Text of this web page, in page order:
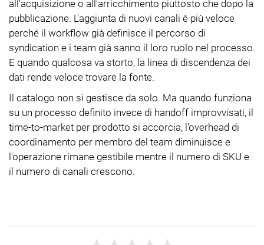
all'acquisizione o all'arricchimento piuttosto che dopo la
pubblicazione. L'aggiunta di nuovi canali è più veloce
perché il workflow già definisce il percorso di
syndication e i team già sanno il loro ruolo nel processo.
E quando qualcosa va storto, la linea di discendenza dei
dati rende veloce trovare la fonte.
Il catalogo non si gestisce da solo. Ma quando funziona
su un processo definito invece di handoff improvvisati, il
time-to-market per prodotto si accorcia, l'overhead di
coordinamento per membro del team diminuisce e
l'operazione rimane gestibile mentre il numero di SKU e
il numero di canali crescono.